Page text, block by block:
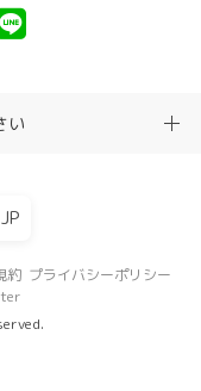
い
JP
約 プライバシーポリシー